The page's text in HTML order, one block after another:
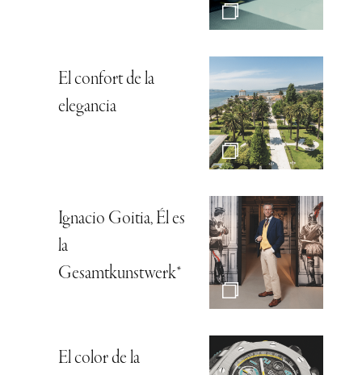
El confort de la
elegancia
Ignacio Goitia, Él es
la
Gesamtkunstwerk*
El color de la